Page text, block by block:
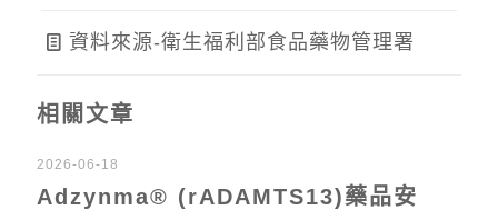
資料來源-衛生福利部食品藥物管理署
相關文章
2026-06-18
Adzynma® (rADAMTS13)藥品安